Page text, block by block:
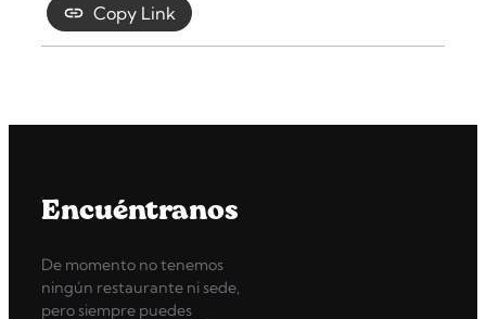
Copy Link
Encuéntranos
De momento no tenemos
ningún restaurante ni sede,
pero siempre puedes